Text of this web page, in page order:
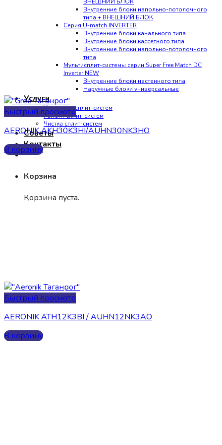
Внутренние блоки напольно-потолочного
типа + ВНЕШНИЙ БЛОК
Серия U-match INVERTER
Внутренние блоки канального типа
Внутренние блоки кассетного типа
Внутренние блоки напольно-потолочного
типа
Мультисплит-системы серии Super Free Match DC
Inverter NEW
Внутренние блоки настенного типа
Наружные блоки универсальные
Услуги
Установка сплит-систем
Ремонт сплит-систем
Чистка сплит-систем
Советы
Контакты
Корзина
Корзина пуста.
Быстрый просмотр
AERONIK AKH30K3HI/AUHN30NK3HO
В корзину
Быстрый просмотр
AERONIK ATH12K3BI / AUHN12NK3AO
В корзину